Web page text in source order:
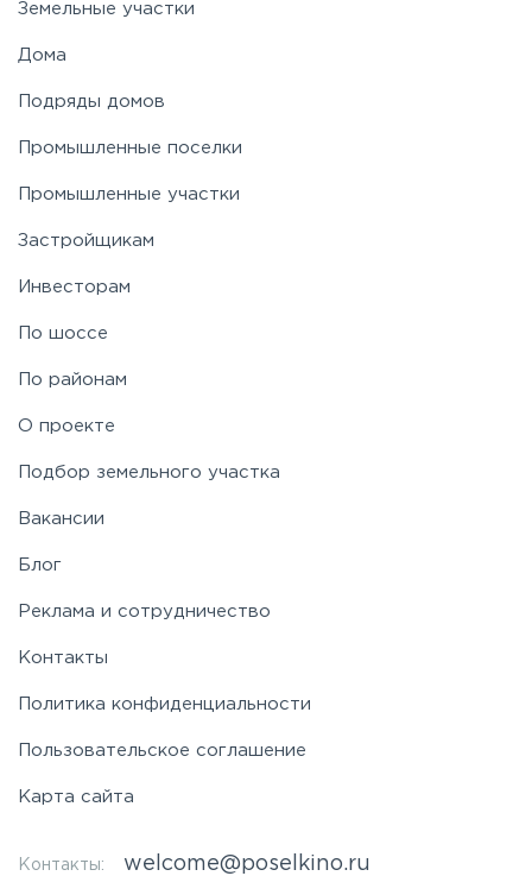
Земельные участки
Дома
Подряды домов
Промышленные поселки
Промышленные участки
Застройщикам
Инвесторам
По шоссе
По районам
О проекте
Подбор земельного участка
Вакансии
Блог
Реклама и сотрудничество
Контакты
Политика конфиденциальности
Пользовательское соглашение
Карта сайта
Контакты: welcome@poselkino.ru